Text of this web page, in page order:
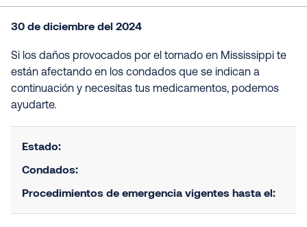
30 de diciembre del 2024
Si los daños provocados por el tornado en Mississippi te
están afectando en los condados que se indican a
continuación y necesitas tus medicamentos, podemos
ayudarte.
Estado:
Condados:
Procedimientos de emergencia vigentes hasta el: